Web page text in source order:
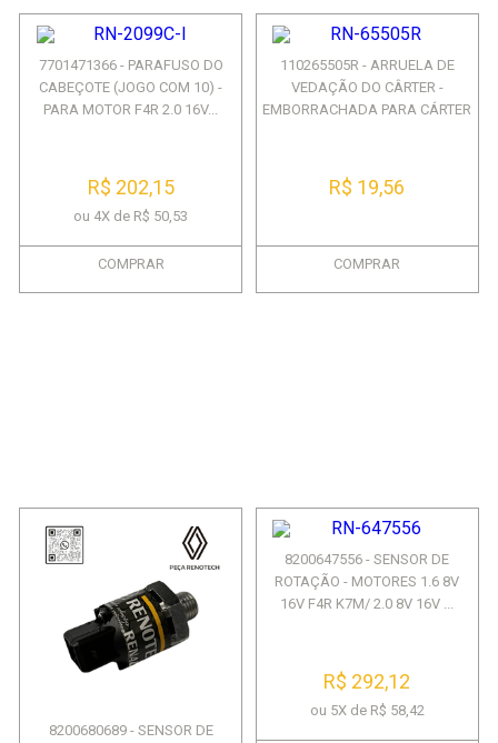
7701471366 - PARAFUSO DO
CABEÇOTE (JOGO COM 10) -
PARA MOTOR F4R 2.0 16V...
R$ 202,15
ou 4X de R$ 50,53
COMPRAR
110265505R - ARRUELA DE
VEDAÇÃO DO CÂRTER -
EMBORRACHADA PARA CÁRTER
R$ 19,56
COMPRAR
8200680689 - SENSOR DE
8200647556 - SENSOR DE
ROTAÇÃO - MOTORES 1.6 8V
16V F4R K7M/ 2.0 8V 16V ...
R$ 292,12
ou 5X de R$ 58,42